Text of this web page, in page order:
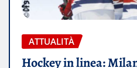
ATTUALITÀ
Hockey in linea: